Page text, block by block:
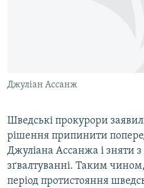
ІНФОГРАФІКА
ДОЛУЧАЙСЯ!
Усі сайти RFE/RL
Джуліан Ассанж
Шведські прокурори
рішення припинити
Джуліана Ассанжа і зняти
зґвалтуванні. Таким
період протистояння